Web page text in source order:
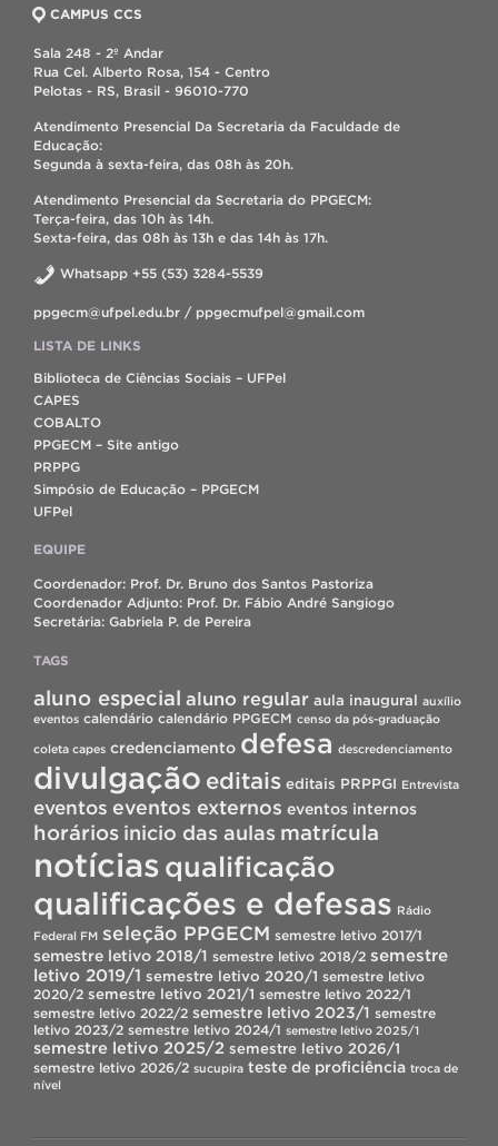
CAMPUS CCS
Sala 248 - 2º Andar
Rua Cel. Alberto Rosa, 154 - Centro
Pelotas - RS, Brasil - 96010-770
Atendimento Presencial Da Secretaria da Faculdade de
Educação:
Segunda à sexta-feira, das 08h às 20h.
Atendimento Presencial da Secretaria do PPGECM:
Terça-feira, das 10h às 14h.
Sexta-feira, das 08h às 13h e das 14h às 17h.
Whatsapp +55 (53) 3284-5539
ppgecm@ufpel.edu.br / ppgecmufpel@gmail.com
LISTA DE LINKS
Biblioteca de Ciências Sociais – UFPel
CAPES
COBALTO
PPGECM – Site antigo
PRPPG
Simpósio de Educação – PPGECM
UFPel
EQUIPE
Coordenador: Prof. Dr. Bruno dos Santos Pastoriza
Coordenador Adjunto: Prof. Dr. Fábio André Sangiogo
Secretária: Gabriela P. de Pereira
TAGS
aluno especial aluno regular aula inaugural auxílio
eventos calendário calendário PPGECM censo da pós-graduação
coleta capes credenciamento defesa descredenciamento
divulgação editais editais PRPPGI Entrevista
eventos eventos externos eventos internos
horários inicio das aulas matrícula
notícias qualificação
qualificações e defesas Rádio
Federal FM seleção PPGECM semestre letivo 2017/1
semestre letivo 2018/1 semestre letivo 2018/2 semestre
letivo 2019/1 semestre letivo 2020/1 semestre letivo
2020/2 semestre letivo 2021/1 semestre letivo 2022/1
semestre letivo 2022/2 semestre letivo 2023/1 semestre
letivo 2023/2 semestre letivo 2024/1 semestre letivo 2025/1
semestre letivo 2025/2 semestre letivo 2026/1
semestre letivo 2026/2 sucupira teste de proficiência troca de
nível